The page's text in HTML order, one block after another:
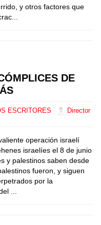
y otros factores que
DE
ESCRITORES
Director
operación israelí
israelíes el 8 de junio
y palestinos saben desde
fueron, y siguen
por la
...